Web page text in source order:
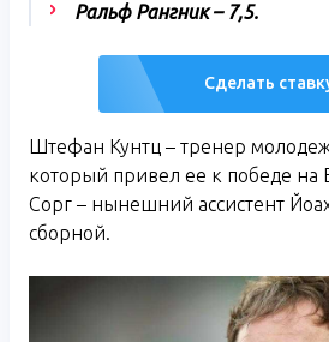
Ральф Рангник – 7,5.
Сделать
Штефан Кунтц – тренер
который привел ее к победе на
Сорг – нынешний ассистент
сборной.